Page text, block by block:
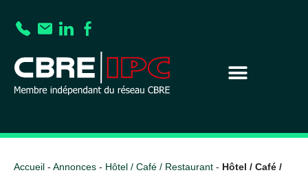
Accueil - Annonces - Hôtel / Café / Restaurant - Hôtel / Café /